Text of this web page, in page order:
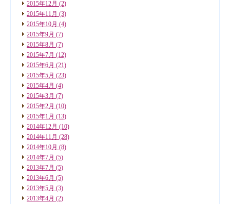
2015年12月 (2)
2015年11月 (3)
2015年10月 (4)
2015年9月 (7)
2015年8月 (7)
2015年7月 (12)
2015年6月 (21)
2015年5月 (23)
2015年4月 (4)
2015年3月 (7)
2015年2月 (10)
2015年1月 (13)
2014年12月 (10)
2014年11月 (28)
2014年10月 (8)
2014年7月 (5)
2013年7月 (5)
2013年6月 (5)
2013年5月 (3)
2013年4月 (2)